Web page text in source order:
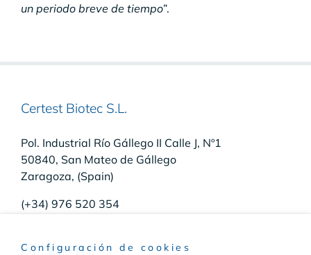
un periodo breve de tiempo”.
Certest Biotec S.L.
Pol. Industrial Río Gállego II Calle J, Nº1
50840, San Mateo de Gállego
Zaragoza, (Spain)
(+34) 976 520 354
Configuración de cookies